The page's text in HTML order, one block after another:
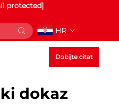
protected]
HR
Dobijte citat
dokaz